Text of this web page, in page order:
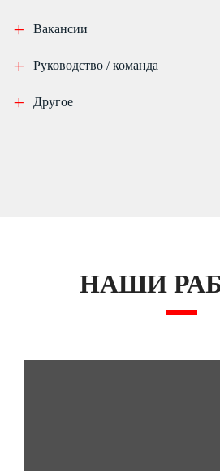
Вакансии
Руководство / команда
Другое
НАШИ